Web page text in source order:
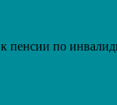
по